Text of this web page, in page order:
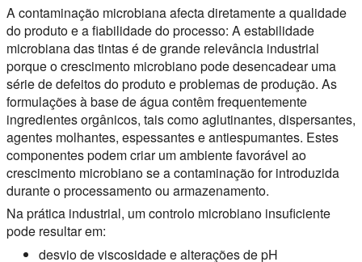
A contaminação microbiana afecta diretamente a qualidade
do produto e a fiabilidade do processo: A estabilidade
microbiana das tintas é de grande relevância industrial
porque o crescimento microbiano pode desencadear uma
série de defeitos do produto e problemas de produção. As
formulações à base de água contêm frequentemente
ingredientes orgânicos, tais como aglutinantes, dispersantes,
agentes molhantes, espessantes e antiespumantes. Estes
componentes podem criar um ambiente favorável ao
crescimento microbiano se a contaminação for introduzida
durante o processamento ou armazenamento.
Na prática industrial, um controlo microbiano insuficiente
pode resultar em:
desvio de viscosidade e alterações de pH